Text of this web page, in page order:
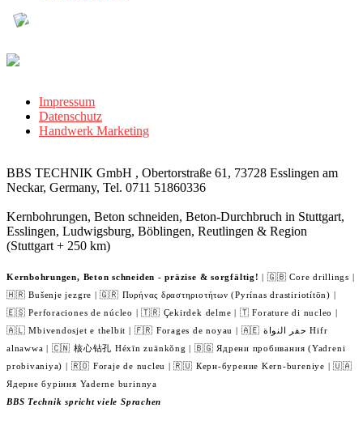
Impressum
Datenschutz
Handwerk Marketing
BBS TECHNIK GmbH , Obertorstraße 61, 73728 Esslingen am
Neckar, Germany, Tel. 0711 51860336
Kernbohrungen, Beton schneiden, Beton-Durchbruch in Stuttgart,
Esslingen, Ludwigsburg, Böblingen, Reutlingen & Region
(Stuttgart + 250 km)
Kernbohrungen, Beton schneiden - präzise & sorgfältig! | 🇬🇧 Core drillings |
🇭🇷 Bušenje jezgre | 🇬🇷 Πυρήνας δραστηριοτήτων (Pyrínas drastiriotítōn) |
🇪🇸 Perforaciones de núcleo | 🇹🇷 Çekirdek delme | 🇹 Forature di nucleo |
🇦🇱 Mbivendosjet e thelbit | 🇫🇷 Forages de noyau | 🇦🇪 حفر النواة Hifr
alnawwa | 🇨🇳 核心钻孔 Héxīn zuānkǒng | 🇧🇬 Ядрени пробивания (Yadreni
probivaniya) | 🇷🇴 Foraje de nucleu | 🇷🇺 Керн-бурение Kern-bureniye | 🇺🇦
Ядерне буріння Yaderne burinnya
BBS Technik spricht viele Sprachen